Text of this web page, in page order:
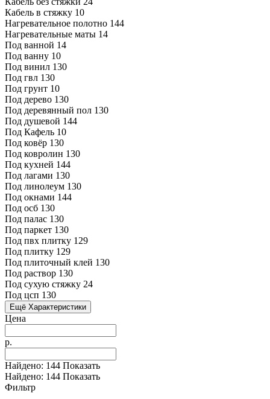
Кабель в стяжку 10
Нагревательное полотно 144
Нагревательные маты 14
Под ванной 14
Под ванну 10
Под винил 130
Под гвл 130
Под грунт 10
Под дерево 130
Под деревянный пол 130
Под душевой 144
Под Кафель 10
Под ковёр 130
Под ковролин 130
Под кухней 144
Под лагами 130
Под линолеум 130
Под окнами 144
Под осб 130
Под палас 130
Под паркет 130
Под пвх плитку 129
Под плитку 129
Под плиточный клей 130
Под раствор 130
Под сухую стяжку 24
Под цсп 130
Ещё Характеристики
Цена
р.
Найдено: 144 Показать
Найдено: 144 Показать
Фильтр